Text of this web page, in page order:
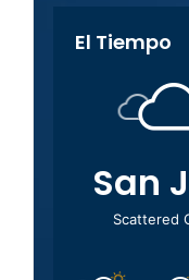
El Tiempo
San
Scattered